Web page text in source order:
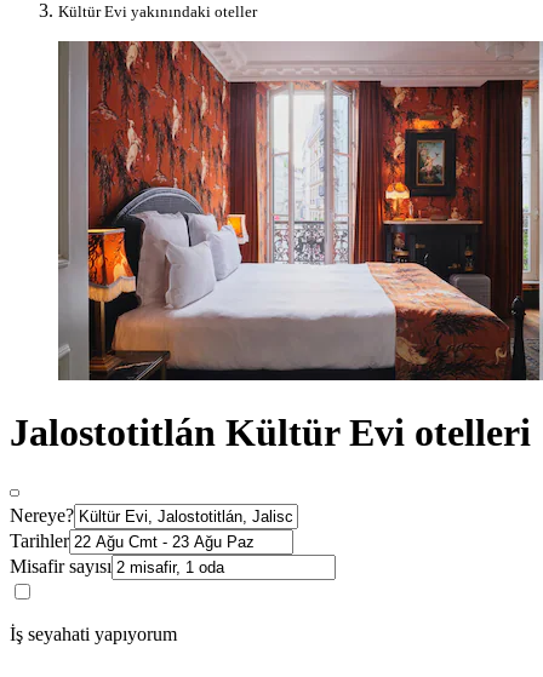
Kültür Evi yakınındaki oteller
Jalostotitlán Kültür Evi otelleri
Nereye?
Tarihler
Misafir sayısı
İş seyahati yapıyorum